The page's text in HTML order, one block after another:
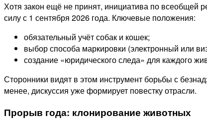
Хотя закон ещё не принят, инициатива по всеобщей
силу с 1 сентября 2026 года. Ключевые положения:
обязательный учёт собак и кошек;
выбор способа маркировки (электронный или
создание «юридического следа» для каждого
Сторонники видят в этом инструмент борьбы с
менее, дискуссия уже формирует повестку отрасли.
Прорыв года: клонирование животных